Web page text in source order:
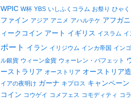
WPIC W杯 YBS いしふくコラム お祭り ひゃ
ファイン アジア アニメ アハルテケ アフガ
ィークコイン アート イギリス イスラム イ
ポート イラン イリジウム インカ帝国 イン
ル銀貨 ウィーン金貨 ウォーレン・バフェット
ーストラリア オーストリア オーストリア
イアの夜明け ガーナ キプロス キャンペーン
コイン コウゲイ コメフェス コモディティ コ